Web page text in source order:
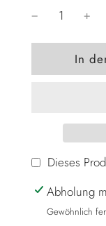
W
i
g
e
l
d
e
In
Dieses
Abholung
Gewöhnlich